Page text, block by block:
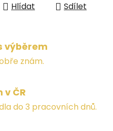
Hlídat Sdílet
výběrem
znám.
v ČR
do 3 pracovních dnů.